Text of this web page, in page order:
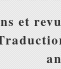
et